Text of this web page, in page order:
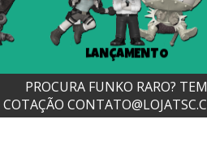
LANÇAMENTO
PROCURA FUNKO RARO?
COTAÇÃO